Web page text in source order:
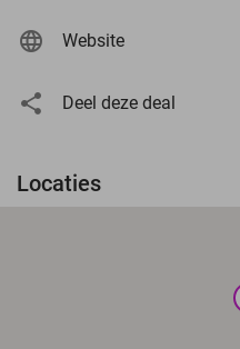
Website
Deel deze deal
Locaties